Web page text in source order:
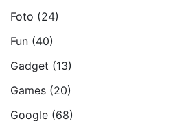
Foto (24)
Fun (40)
Gadget (13)
Games (20)
Google (68)